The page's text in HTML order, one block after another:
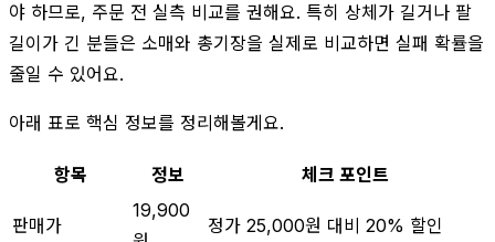
야 하므로, 주문 전 실측 비교를 권해요. 특히 상체가 길거나 팔
길이가 긴 분들은 소매와 총기장을 실제로 비교하면 실패 확률을
줄일 수 있어요.
아래 표로 핵심 정보를 정리해볼게요.
항목 정보 체크 포인트
판매가
19,900
정가 25,000원 대비 20% 할인